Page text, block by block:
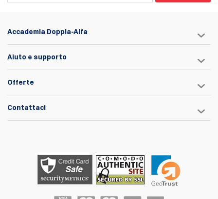
Accademia Doppia-Alfa
Aiuto e supporto
Offerte
Contattaci